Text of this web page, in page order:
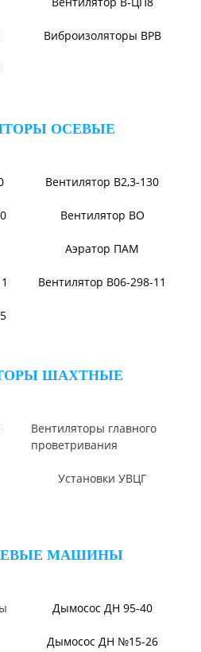
Вентилятор ВРПВ
Вентилятор В-ЦП8
Виброизоляторы ВРВ